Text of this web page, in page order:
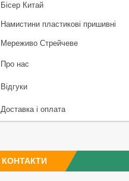
Бісер Китай
Намистини пластикові пришивні
Мереживо Стрейчеве
Про нас
Відгуки
Доставка і оплата
КОНТАКТИ